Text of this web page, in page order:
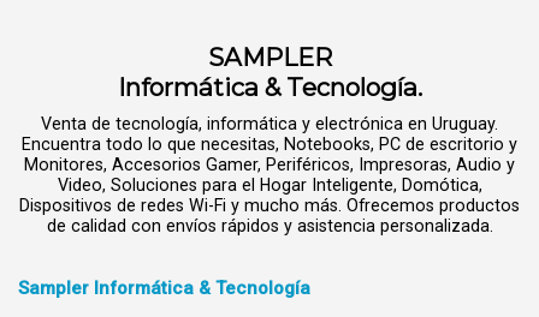
SAMPLER
Informática & Tecnología.
Venta de tecnología, informática y electrónica en Uruguay.
Encuentra todo lo que necesitas, Notebooks, PC de escritorio y
Monitores, Accesorios Gamer, Periféricos, Impresoras, Audio y
Video, Soluciones para el Hogar Inteligente, Domótica,
Dispositivos de redes Wi-Fi y mucho más. Ofrecemos productos
de calidad con envíos rápidos y asistencia personalizada.
Sampler Informática & Tecnología